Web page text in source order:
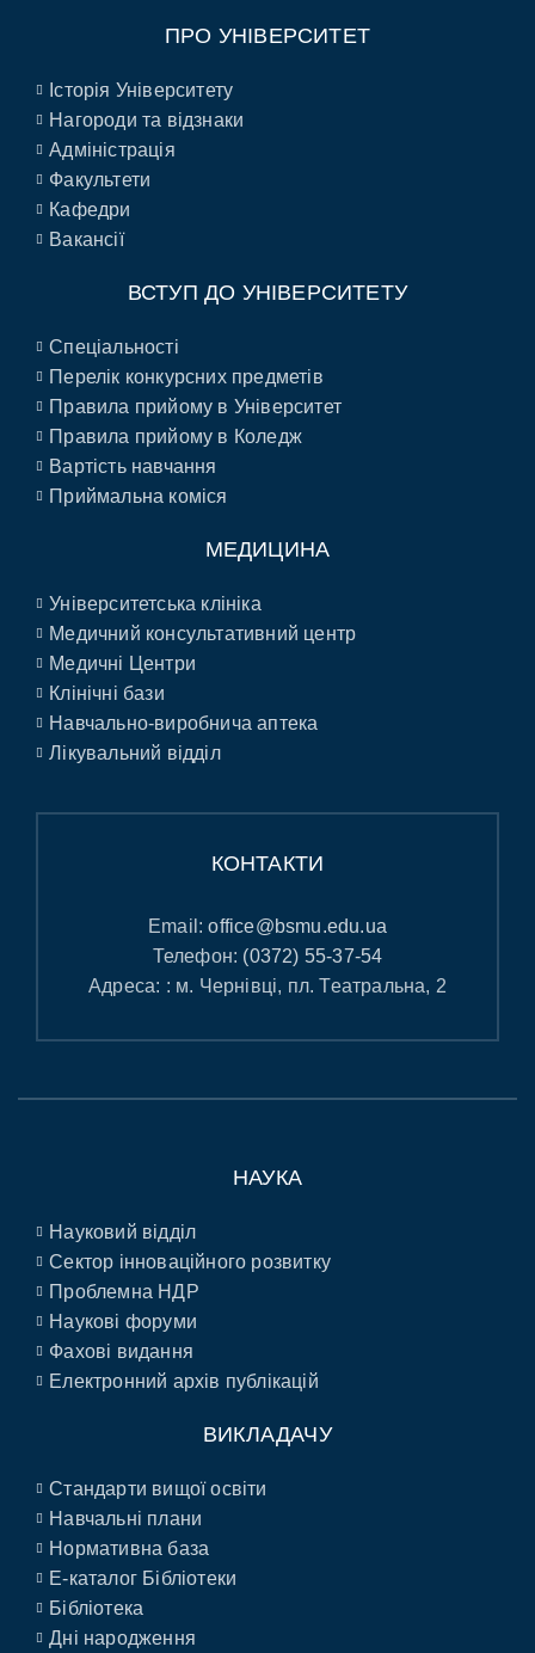
ПРО УНІВЕРСИТЕТ
Історія Університету
Нагороди та відзнаки
Адміністрація
Факультети
Кафедри
Вакансії
ВСТУП ДО УНІВЕРСИТЕТУ
Спеціальності
Перелік конкурсних предметів
Правила прийому в Університет
Правила прийому в Коледж
Вартість навчання
Приймальна коміся
МЕДИЦИНА
Університетська клініка
Медичний консультативний центр
Медичні Центри
Клінічні бази
Навчально-виробнича аптека
Лікувальний відділ
КОНТАКТИ
Email:office@bsmu.edu.ua
Телефон: (0372) 55-37-54
Адреса: : м. Чернівці, пл. Театральна, 2
НАУКА
Науковий відділ
Сектор інноваційного розвитку
Проблемна НДР
Наукові форуми
Фахові видання
Електронний архів публікацій
ВИКЛАДАЧУ
Стандарти вищої освіти
Навчальні плани
Нормативна база
E-каталог Бібліотеки
Бібліотека
Дні народження